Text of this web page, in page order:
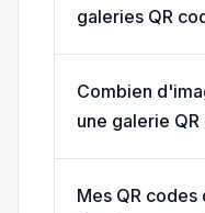
galeries QR
Combien
une galerie QR
Mes QR